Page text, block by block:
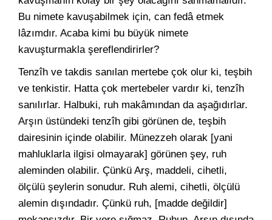
Bu nimete kavuşabilmek için, can fedâ etmek
lâzımdır. Acaba kimi bu büyük nimete
kavuşturmakla şereflendirirler?
Tenzîh ve takdis sanılan mertebe çok olur ki, teşbih
ve tenkistir. Hatta çok mertebeler vardır ki, tenzîh
sanılırlar. Halbuki, ruh makâmından da aşağıdırlar.
Arşın üstündeki tenzîh gibi görünen de, teşbih
dairesinin içinde olabilir. Münezzeh olarak [yani
mahluklarla ilgisi olmayarak] görünen şey, ruh
aleminden olabilir. Çünkü Arş, maddeli, cihetli,
ölçülü şeylerin sonudur. Ruh alemi, cihetli, ölçülü
alemin dışındadır. Çünkü ruh, [madde değildir]